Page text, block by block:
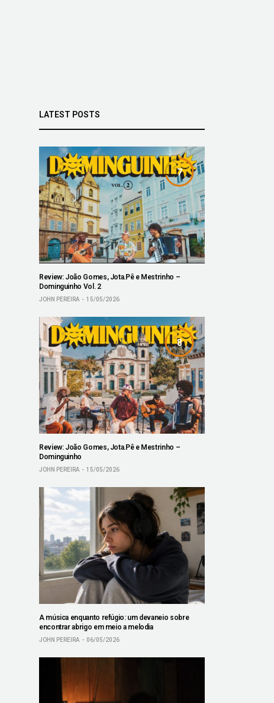
LATEST POSTS
7
Review: João Gomes, Jota.Pê e Mestrinho –
Dominguinho Vol. 2
JOHN PEREIRA 15/05/2026
8
Review: João Gomes, Jota.Pê e Mestrinho –
Dominguinho
JOHN PEREIRA 15/05/2026
A música enquanto refúgio: um devaneio sobre
encontrar abrigo em meio a melodia
JOHN PEREIRA 06/05/2026